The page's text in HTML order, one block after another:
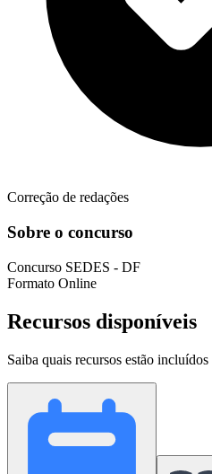
Correção de redações
Sobre o concurso
Concurso SEDES - DF
Formato Online
Recursos disponíveis
Saiba quais recursos estão